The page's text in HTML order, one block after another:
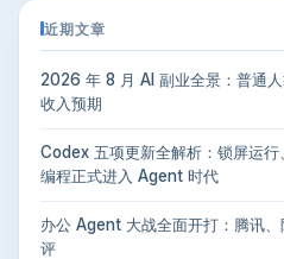
近期文章
2026 年 8 月 AI 副业全景：普通
收入预期
Codex 五项更新全解析：锁屏运
编程正式进入 Agent 时代
办公 Agent 大战全面开打：腾讯
评